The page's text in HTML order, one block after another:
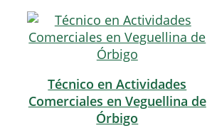
Técnico en Actividades
Comerciales en Veguellina de
Órbigo